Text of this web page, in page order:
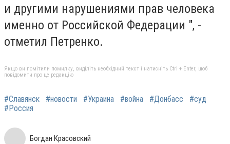
и другими нарушениями прав человека
именно от Российской Федерации ", -
отметил Петренко.
Якщо ви помітили помилку, виділіть необхідний текст і натисніть Ctrl + Enter, щоб
повідомити про це редакцію
#Славянск #новости #Украина #война #Донбасс
#суд
#Россия
Богдан Красовский